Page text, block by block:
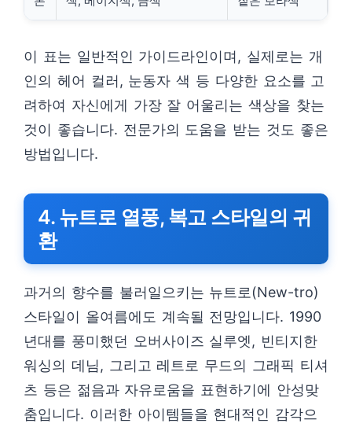
이 표는 일반적인 가이드라인이며, 실제로는 개
인의 헤어 컬러, 눈동자 색 등 다양한 요소를 고
려하여 자신에게 가장 잘 어울리는 색상을 찾는
것이 좋습니다. 전문가의 도움을 받는 것도 좋은
방법입니다.
4. 뉴트로 열풍, 복고 스타일의 귀
환
과거의 향수를 불러일으키는 뉴트로(New-tro)
스타일이 올여름에도 계속될 전망입니다. 1990
년대를 풍미했던 오버사이즈 실루엣, 빈티지한
워싱의 데님, 그리고 레트로 무드의 그래픽 티셔
츠 등은 젊음과 자유로움을 표현하기에 안성맞
춤입니다. 이러한 아이템들을 현대적인 감각으